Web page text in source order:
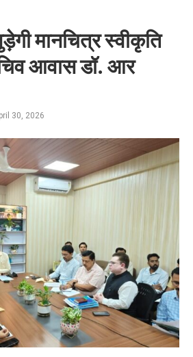
मानचित्र स्वीकृति
आवास डॉ. आर
30, 2026